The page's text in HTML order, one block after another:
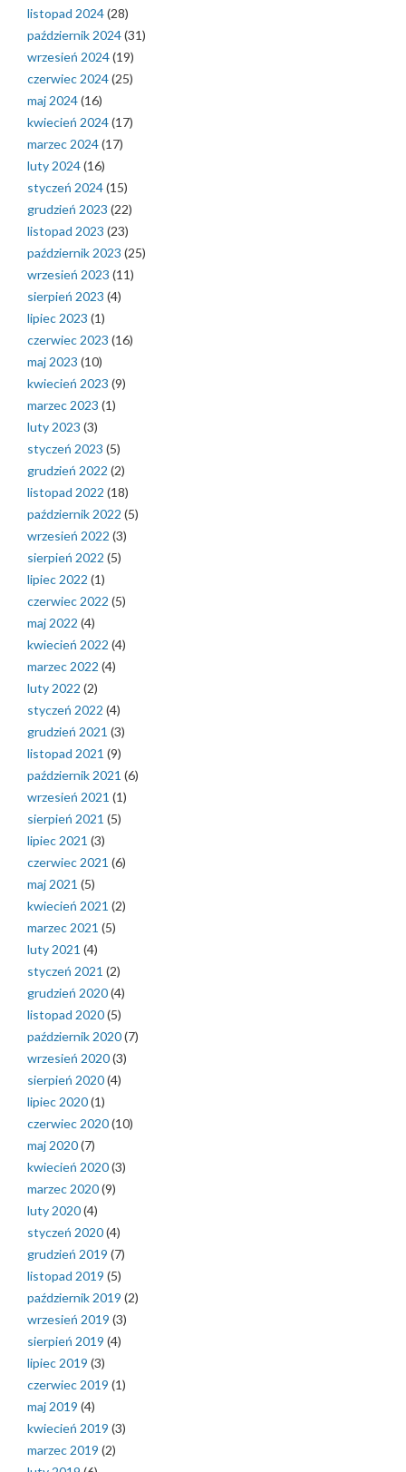
listopad 2024(28)
październik 2024(31)
wrzesień 2024(19)
czerwiec 2024(25)
maj 2024(16)
kwiecień 2024(17)
marzec 2024(17)
luty 2024(16)
styczeń 2024(15)
grudzień 2023 (22)
listopad 2023 (23)
październik 2023 (25)
wrzesień 2023 (11)
sierpień 2023 (4)
lipiec 2023 (1)
czerwiec 2023 (16)
maj 2023 (10)
kwiecień 2023 (9)
marzec 2023 (1)
luty 2023 (3)
styczeń 2023 (5)
grudzień 2022 (2)
listopad 2022 (18)
październik 2022 (5)
wrzesień 2022 (3)
sierpień 2022 (5)
lipiec 2022 (1)
czerwiec 2022 (5)
maj 2022 (4)
kwiecień 2022 (4)
marzec 2022 (4)
luty 2022 (2)
styczeń 2022 (4)
grudzień 2021 (3)
listopad 2021 (9)
październik 2021 (6)
wrzesień 2021 (1)
sierpień 2021 (5)
lipiec 2021 (3)
czerwiec 2021 (6)
maj 2021 (5)
kwiecień 2021 (2)
marzec 2021 (5)
luty 2021 (4)
styczeń 2021 (2)
grudzień 2020(4)
listopad 2020(5)
październik 2020(7)
wrzesień 2020(3)
sierpień 2020(4)
lipiec 2020(1)
czerwiec 2020(10)
maj 2020(7)
kwiecień 2020(3)
marzec 2020(9)
luty 2020(4)
styczeń 2020(4)
grudzień 2019 (7)
listopad 2019 (5)
październik 2019 (2)
wrzesień 2019 (3)
sierpień 2019 (4)
lipiec 2019 (3)
czerwiec 2019 (1)
maj 2019 (4)
kwiecień 2019 (3)
marzec 2019 (2)